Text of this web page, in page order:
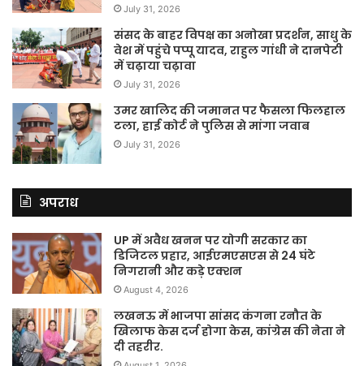
July 31, 2026
संसद के बाहर विपक्ष का अनोखा प्रदर्शन, साधु के
वेश में पहुंचे पप्पू यादव, राहुल गांधी ने दानपेटी
में चढ़ाया चढ़ावा
July 31, 2026
उमर खालिद की जमानत पर फैसला फिलहाल
टला, हाई कोर्ट ने पुलिस से मांगा जवाब
July 31, 2026
अपराध
UP में अवैध खनन पर योगी सरकार का
डिजिटल प्रहार, आईएमएसएस से 24 घंटे
निगरानी और कड़े एक्शन
August 4, 2026
लखनऊ में भाजपा सांसद कंगना रनौत के
खिलाफ केस दर्ज होगा केस, कांग्रेस की नेता ने
दी तहरीर.